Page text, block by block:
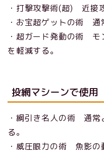
・打撃攻撃術(超) 近接
・お宝超ゲットの術 通
・超ガード発動の術 モ
を軽減する。
投網マシーンで使用
・綱引き名人の術 通常
る。
・威圧眼力の術 魚影の